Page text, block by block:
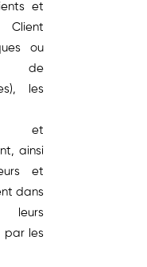
et
ou
de
les
et
ainsi
et
dans
leurs
par les